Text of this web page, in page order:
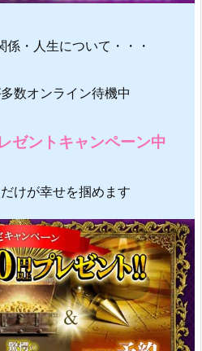
・人生について・・・
数オンライン待機中
ゼントキャンペーン中
けが幸せを掴めます